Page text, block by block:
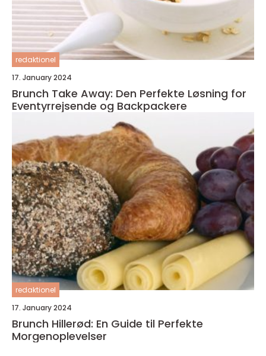
redaktionel
17. January 2024
Brunch Take Away: Den Perfekte Løsning for
Eventyrrejsende og Backpackere
redaktionel
17. January 2024
Brunch Hillerød: En Guide til Perfekte
Morgenoplevelser